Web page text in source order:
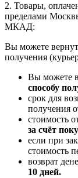
2. Товары,
пределами
МКАД:
Вы можете
получения
Вы можете
способу
срок для
получения
стоимость
за счёт
если при
стоимость
возврат
10 дней.